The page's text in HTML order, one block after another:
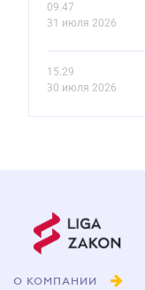
09.47
31 июля 2026
15.29
30 июля 2026
О КОМПАНИИ